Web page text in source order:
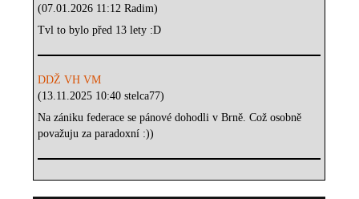
(07.01.2026 11:12 Radim)
Tvl to bylo před 13 lety :D
DDŽ VH VM
(13.11.2025 10:40 stelca77)
Na zániku federace se pánové dohodli v Brně. Což osobně
považuju za paradoxní :))